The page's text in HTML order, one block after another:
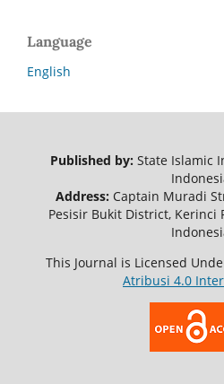
Language
English
Published by: State Islamic
Address: Captain Muradi
Pesisir Bukit District, Kerinci
This Journal is Licensed
Atribusi 4.0